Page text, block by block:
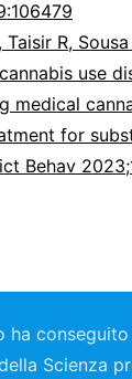
Taisir R,
use
medical
for
Behav
ha
Scienza